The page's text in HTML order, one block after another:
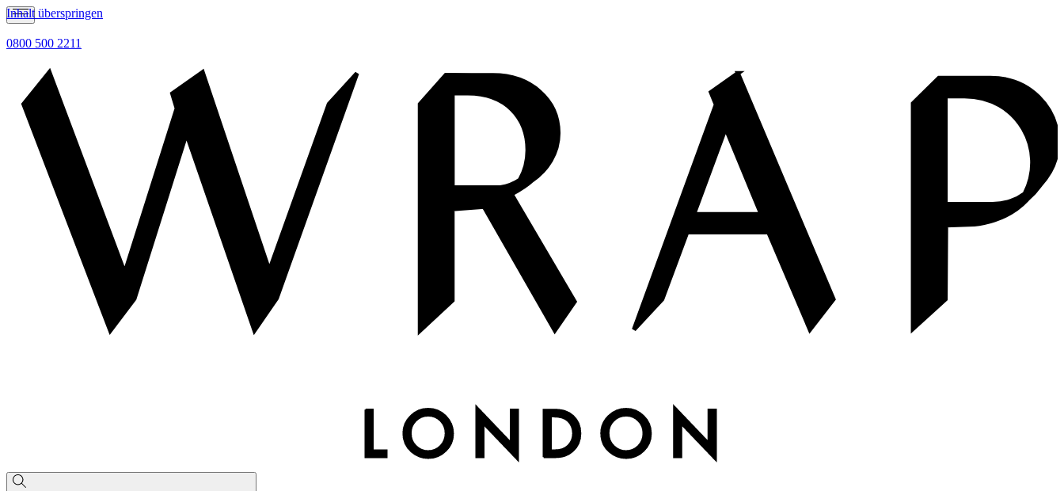
Inhalt überspringen
0800 500 2211